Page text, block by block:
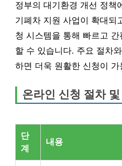
정부의 대기환경 개선 정책
기폐차 지원 사업이 확대되
청 시스템을 통해 빠르고
할 수 있습니다. 주요 절차
하면 더욱 원활한 신청이 가
온라인 신청 절차
단
계
내용